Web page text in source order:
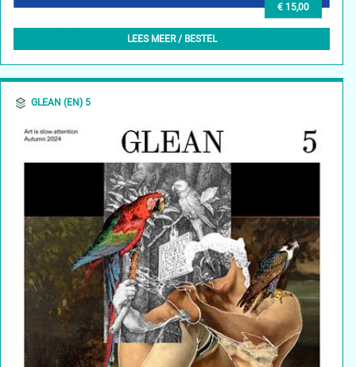
€ 15,00
GLEAN (NL) 6, HERFST 2024
LEES MEER / BESTEL
GLEAN (EN) 5